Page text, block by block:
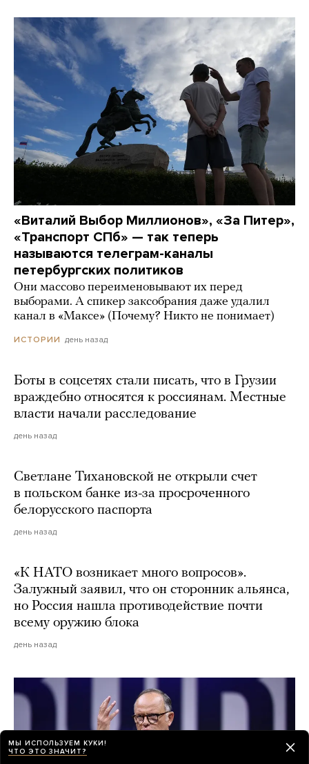
«Виталий Выбор Миллионов», «За Питер»,
«Транспорт СПб» — так теперь
называются телеграм-каналы
петербургских политиков
Они массово переименовывают их перед
выборами. А спикер заксобрания даже удалил
канал в «Максе» (Почему? Никто не понимает)
ИСТОРИИ день назад
Боты в соцсетях стали писать, что в Грузии
враждебно относятся к россиянам. Местные
власти начали расследование
день назад
Светлане Тихановской не открыли счет
в польском банке из-за просроченного
белорусского паспорта
день назад
«К НАТО возникает много вопросов».
Залужный заявил, что он сторонник альянса,
но Россия нашла противодействие почти
всему оружию блока
день назад
МЫ ИСПОЛЬЗУЕМ КУКИ!
ЧТО ЭТО ЗНАЧИТ?